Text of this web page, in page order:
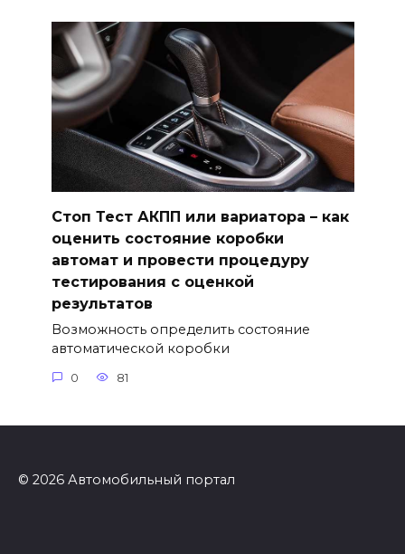
Стоп Тест АКПП или вариатора – как
оценить состояние коробки
автомат и провести процедуру
тестирования с оценкой
результатов
Возможность определить состояние
автоматической коробки
0 81
© 2026 Автомобильный портал